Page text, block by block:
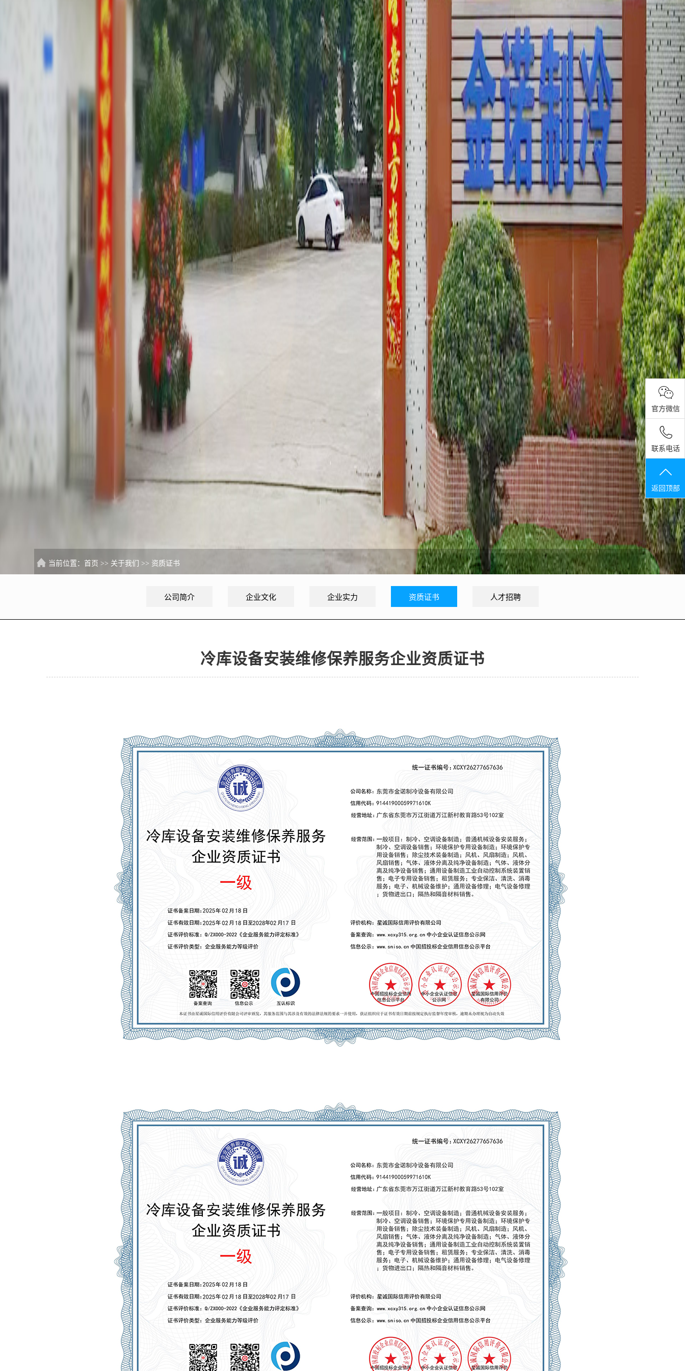
当前位置：首页 >> 关于我们 >> 资质证书
公司简介 企业文化 企业实力 资质证书 人才招聘
冷库设备安装维修保养服务企业资质证书
官方微信
联系电话
返回顶部